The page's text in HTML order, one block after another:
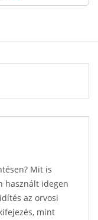
Mit is
használt idegen
az orvosi
mint